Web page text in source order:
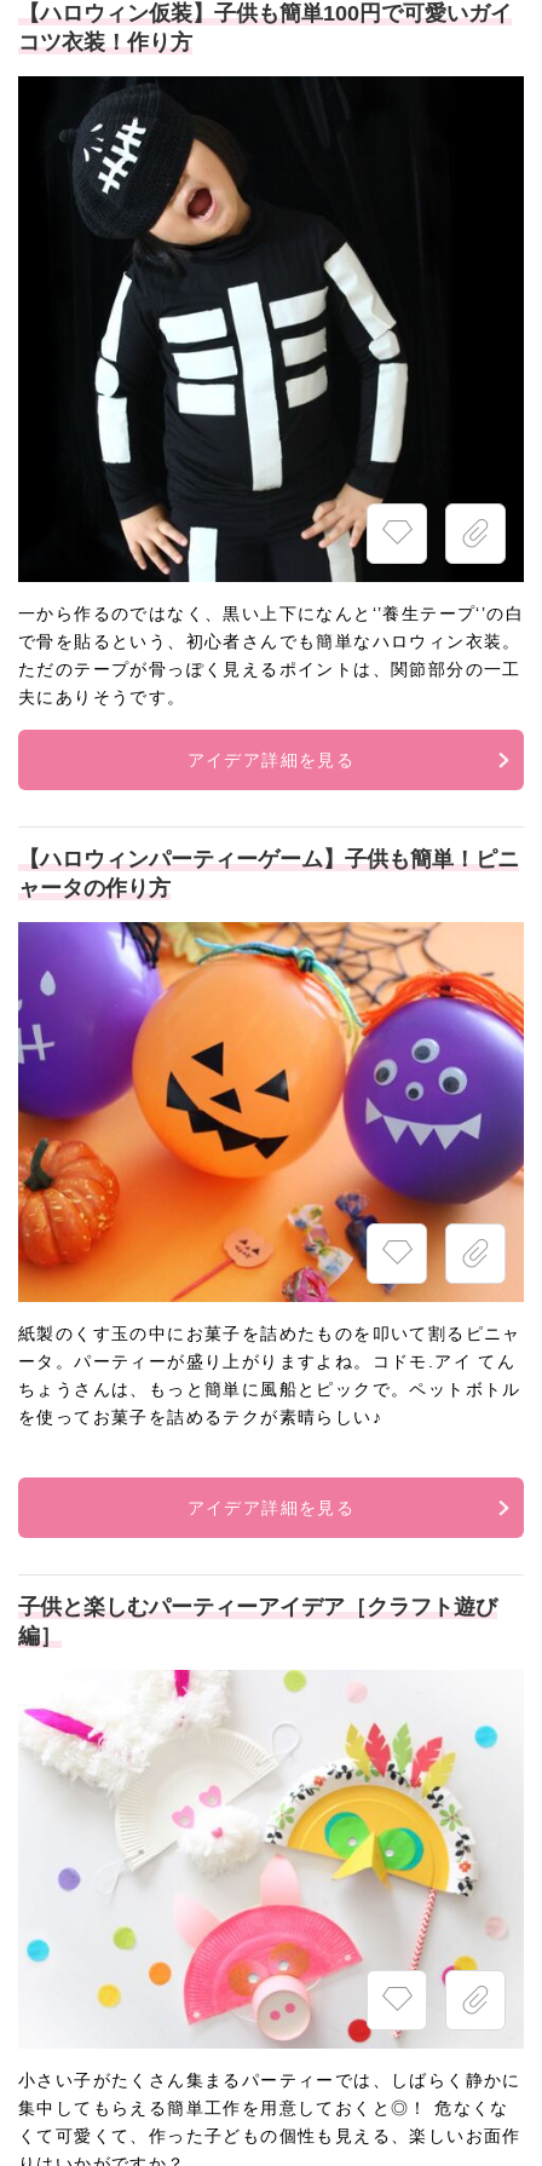
【ハロウィン仮装】子供も簡単100円で可愛いガイ
コツ衣装！作り方
一から作るのではなく、黒い上下になんと‘’養生テープ‘’の白
で骨を貼るという、初心者さんでも簡単なハロウィン衣装。
ただのテープが骨っぽく見えるポイントは、関節部分の一工
夫にありそうです。
アイデア詳細を見る
【ハロウィンパーティーゲーム】子供も簡単！ピニ
ャータの作り方
紙製のくす玉の中にお菓子を詰めたものを叩いて割るピニャ
ータ。パーティーが盛り上がりますよね。コドモ.アイ てん
ちょうさんは、もっと簡単に風船とピックで。ペットボトル
を使ってお菓子を詰めるテクが素晴らしい♪
アイデア詳細を見る
子供と楽しむパーティーアイデア［クラフト遊び
編］
小さい子がたくさん集まるパーティーでは、しばらく静かに
集中してもらえる簡単工作を用意しておくと◎！ 危なくな
くて可愛くて、作った子どもの個性も見える、楽しいお面作